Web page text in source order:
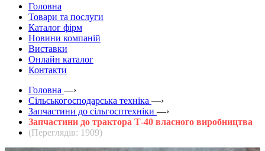
Головна
Товари та послуги
Каталог фірм
Новини компаній
Виставки
Онлайн каталог
Контакти
Головна —›
Сільськогосподарська техніка —›
Запчастини до сільгосптехніки —›
Запчастини до трактора Т-40 власного виробництва
(Переглядів: 1909)